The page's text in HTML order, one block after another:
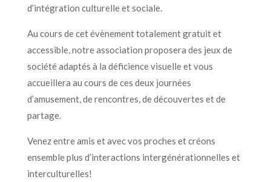
d’intégration culturelle et sociale.
Au cours de cet évènement totalement gratuit et
accessible, notre association proposera des jeux de
société adaptés à la déficience visuelle et vous
accueillera au cours de ces deux journées
d’amusement, de rencontres, de découvertes et de
partage.
Venez entre amis et avec vos proches et créons
ensemble plus d’interactions intergénérationnelles et
interculturelles!